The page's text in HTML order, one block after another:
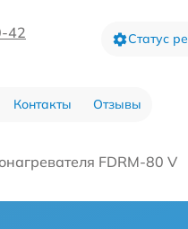
42 Статус
Контакты Отзывы
FDRM-80 V